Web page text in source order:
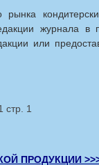
рынка
журнала в
или
стр. 1
ПРОДУКЦИИ